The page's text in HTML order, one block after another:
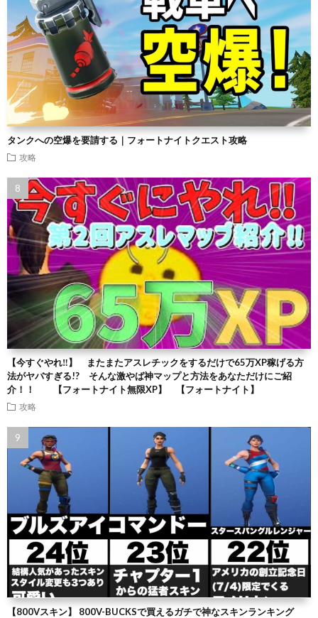
タンクへの空爆を要請する｜フォートナイトクエスト攻略
攻略
【今すぐやれ‼】 またまたアスレチックをするだけで65万XP稼げる方
法がヤバすぎる!? そんな激やば神マップと方法をあなただけにご紹
介！！ 【フォートナイト無限XP】 【フォートナイト】
攻略
【800Vスキン】 800V-BUCKSで買えるガチで神なスキンランキング